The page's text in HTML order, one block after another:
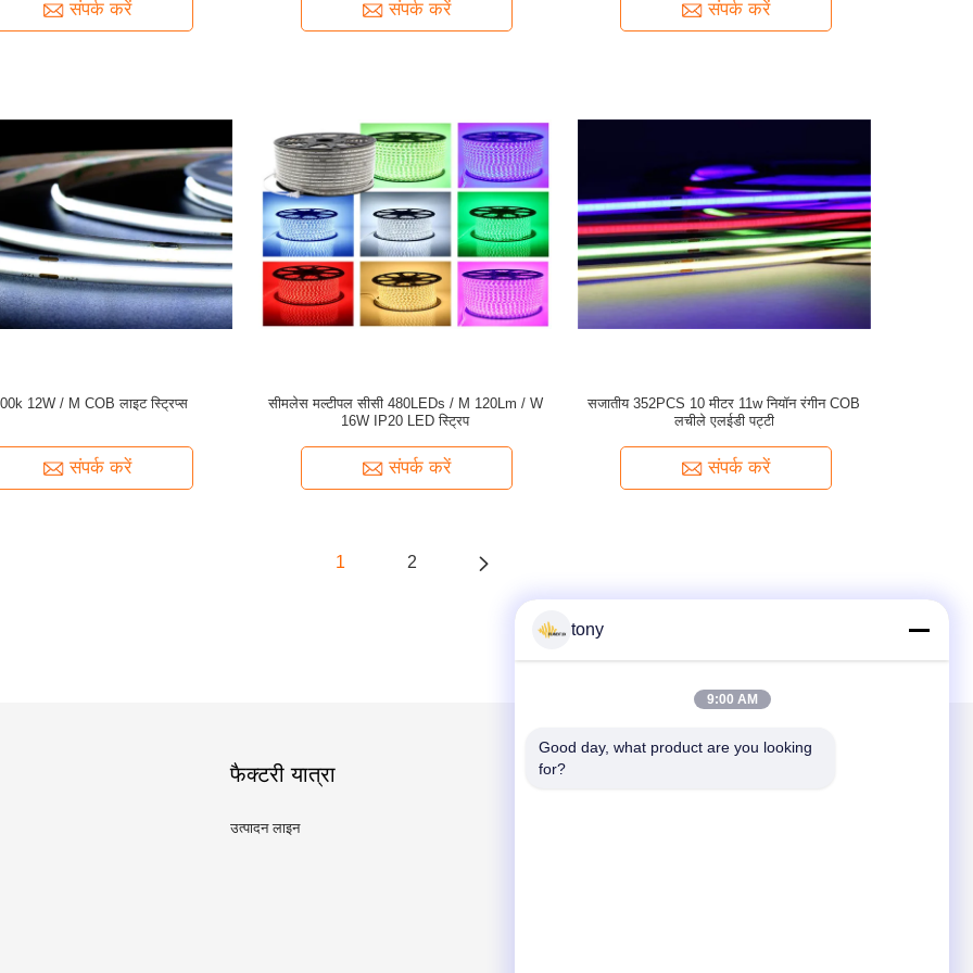
संपर्क करें संपर्क करें संपर्क करें
12W / M COB लाइट स्ट्रिप्स
संपर्क करें
सीमलेस मल्टीपल सीसी 480LEDs / M 120Lm / W
16W IP20 LED स्ट्रिप
संपर्क करें
सजातीय 352PCS 10 मीटर 11w नियॉन रंगीन COB
लचीले एलईडी पट्टी
संपर्क करें
1 2
फैक्टरी यात्रा
उत्पादन लाइन
हमें मेल करें
tony
9:00 AM
Good day, what product are you looking
for?